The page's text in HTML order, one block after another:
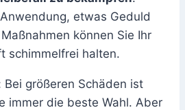
etwas Geduld
können Sie Ihr
schimmelfrei halten.
Bei größeren Schäden ist
immer die beste Wahl. Aber